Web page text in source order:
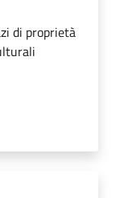
di proprietà